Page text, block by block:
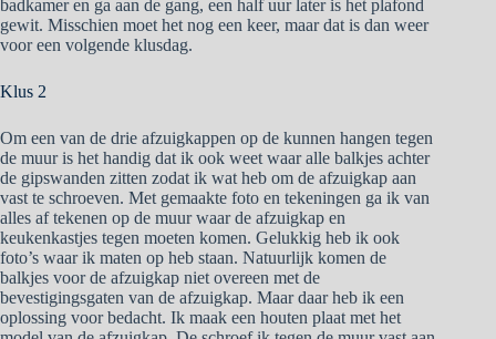
badkamer en ga aan de gang, een half uur later is het plafond
gewit. Misschien moet het nog een keer, maar dat is dan weer
voor een volgende klusdag.
Klus 2
Om een van de drie afzuigkappen op de kunnen hangen tegen
de muur is het handig dat ik ook weet waar alle balkjes achter
de gipswanden zitten zodat ik wat heb om de afzuigkap aan
vast te schroeven. Met gemaakte foto en tekeningen ga ik van
alles af tekenen op de muur waar de afzuigkap en
keukenkastjes tegen moeten komen. Gelukkig heb ik ook
foto’s waar ik maten op heb staan. Natuurlijk komen de
balkjes voor de afzuigkap niet overeen met de
bevestigingsgaten van de afzuigkap. Maar daar heb ik een
oplossing voor bedacht. Ik maak een houten plaat met het